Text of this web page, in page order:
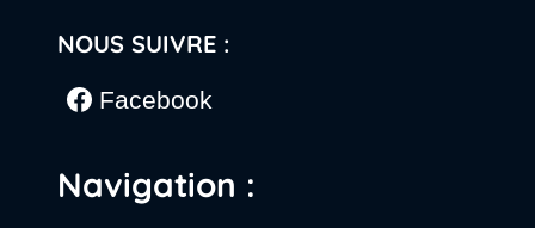
NOUS SUIVRE :
Facebook
Navigation :